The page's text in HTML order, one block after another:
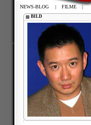
NEWS-BLOG | FILME |
BILD